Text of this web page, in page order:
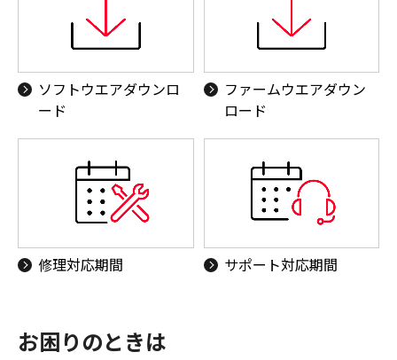
ソフトウエアダウンロ
ード
ファームウエアダウン
ロード
修理対応期間 サポート対応期間
お困りのときは